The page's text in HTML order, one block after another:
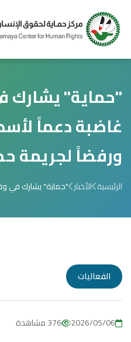
"حماية"
غاضبة دعماً
ورفضاً لجريمة
الرئيسية الأخبار "حماية" يشارك في
الفعاليات
2026/05/06 376 مشاهدة